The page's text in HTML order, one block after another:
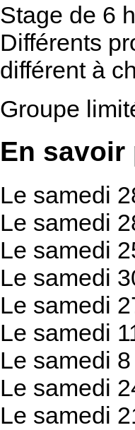
Stage de 6
Différents
différent à
Groupe
En savoir
Le samedi
Le samedi
Le samedi
Le samedi
Le samedi
Le samedi
Le samedi
Le samedi
Le samedi